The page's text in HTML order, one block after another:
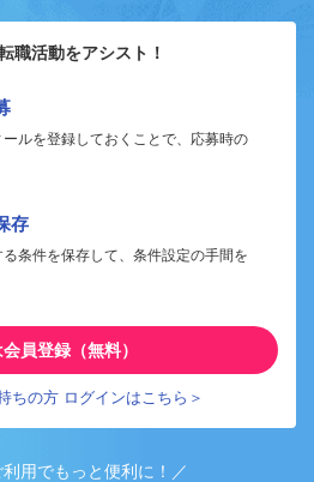
職活動をアシスト！
ルを登録しておくことで、応募時の
存
条件を保存して、条件設定の手間を
員登録（無料）
ちの方 ログインはこちら＞
用でもっと便利に！／